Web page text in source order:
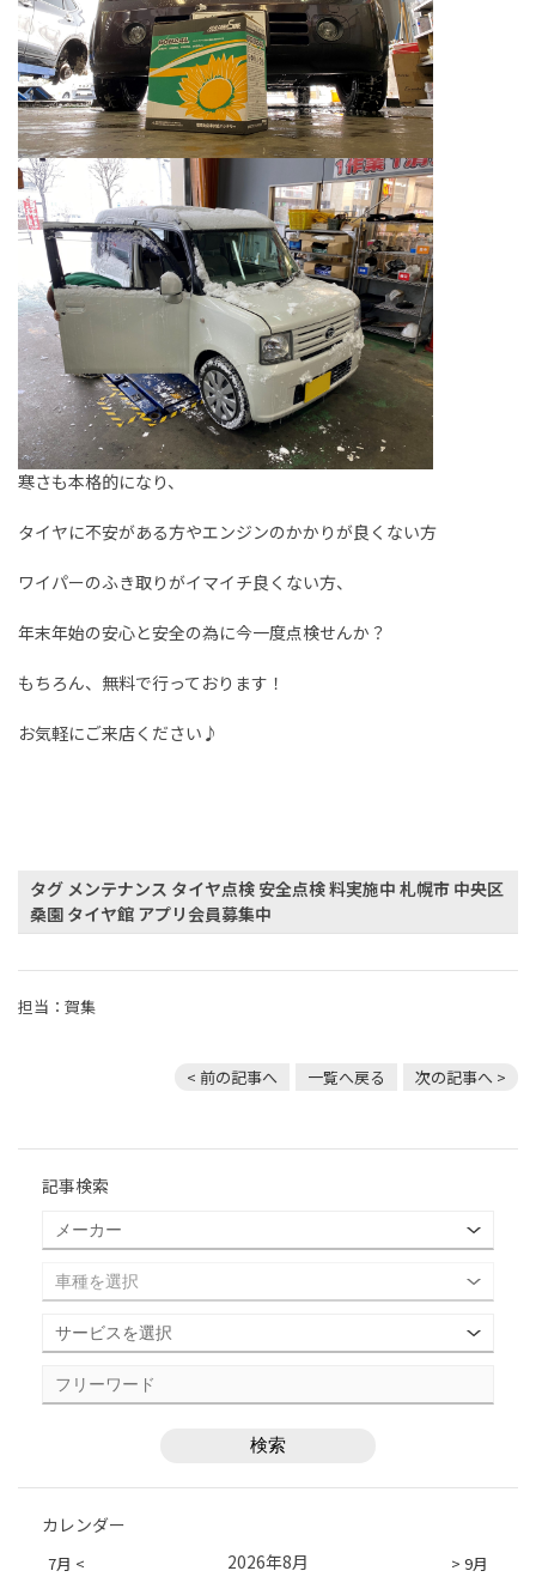
寒さも本格的になり、
タイヤに不安がある方やエンジンのかかりが良くない方
ワイパーのふき取りがイマイチ良くない方、
年末年始の安心と安全の為に今一度点検せんか？
もちろん、無料で行っております！
お気軽にご来店ください♪
タグ メンテナンス タイヤ点検 安全点検 料実施中 札幌市 中央区
桑園 タイヤ館 アプリ会員募集中
担当：賀集
< 前の記事へ 一覧へ戻る 次の記事へ >
記事検索
カレンダー
7月 < > 9月
2026年8月